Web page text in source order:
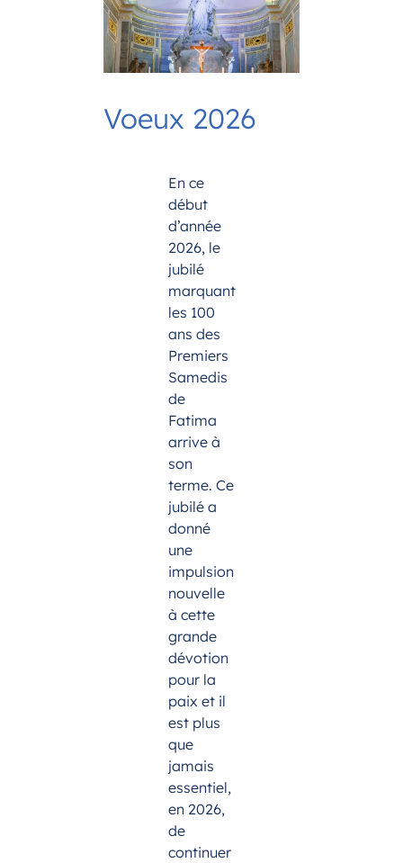
Voeux 2026
En ce
début
d’année
2026, le
jubilé
marquant
les 100
ans des
Premiers
Samedis
de
Fatima
arrive à
son
terme. Ce
jubilé a
donné
une
impulsion
nouvelle
à cette
grande
dévotion
pour la
paix et il
est plus
que
jamais
essentiel,
en 2026,
de
continuer